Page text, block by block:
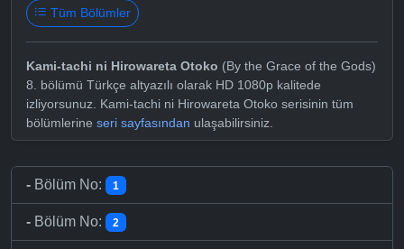
Tüm Bölümler
Kami-tachi ni Hirowareta Otoko (By the Grace of the Gods)
8. bölümü Türkçe altyazılı olarak HD 1080p kalitede
izliyorsunuz. Kami-tachi ni Hirowareta Otoko serisinin tüm
bölümlerine seri sayfasından ulaşabilirsiniz.
- Bölüm No: 1
- Bölüm No: 2